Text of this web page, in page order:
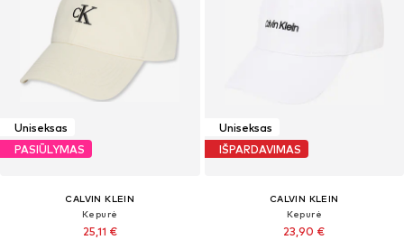
Uniseksas
PASIŪLYMAS
CALVIN KLEIN
Kepurė
25,11 €
Uniseksas
IŠPARDAVIMAS
CALVIN KLEIN
Kepurė
23,90 €